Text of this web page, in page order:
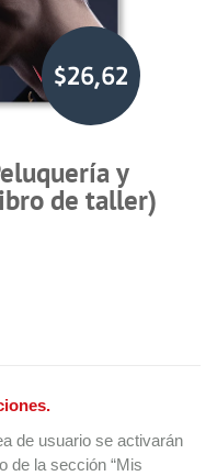
$26,62
y
de taller)
de usuario se activarán
de la sección “Mis